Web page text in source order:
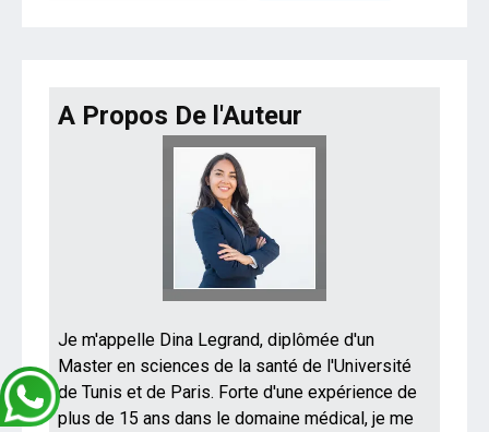
A Propos De l'Auteur
Je m'appelle Dina Legrand, diplômée d'un
Master en sciences de la santé de l'Université
de Tunis et de Paris. Forte d'une expérience de
plus de 15 ans dans le domaine médical, je me